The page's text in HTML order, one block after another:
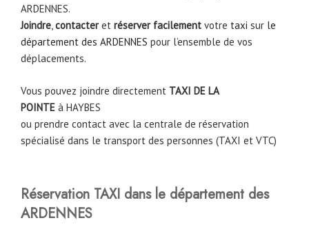
ARDENNES.
Joindre,contacteret réserver facilement votre taxi sur le
département des ARDENNES pour l’ensemble de vos
déplacements.
Vous pouvez joindre directement TAXI DE LA
POINTE à HAYBES
ou prendre contact avec la centrale de réservation
spécialisé dans le transport des personnes (TAXI et VTC)
Réservation TAXI dans le département des
ARDENNES